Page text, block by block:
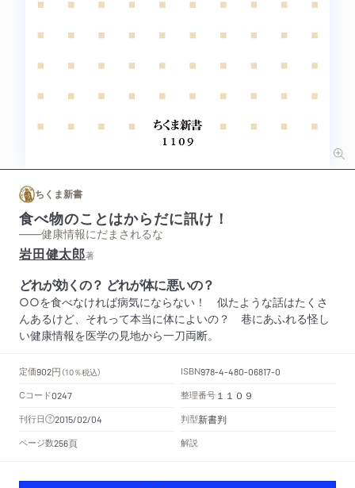
ちくま新書
食べ物のことはからだに訊け！
——健康情報にだまされるな
岩田健太郎著
どれが効くの？ どれが体に悪いの？
○○を食べなければ病気にならない！ 似たような話はたくさ
んあるけど、それって本当に体によいの？ 巷にあふれる怪し
い健康情報を医学の見地から一刀両断。
定価902円 （10％税込） ISBN978-4-480-06817-0
Cコード0247 整理番号 １１０９
刊行日 2015/02/04 判型新書判
ページ数256頁 解説